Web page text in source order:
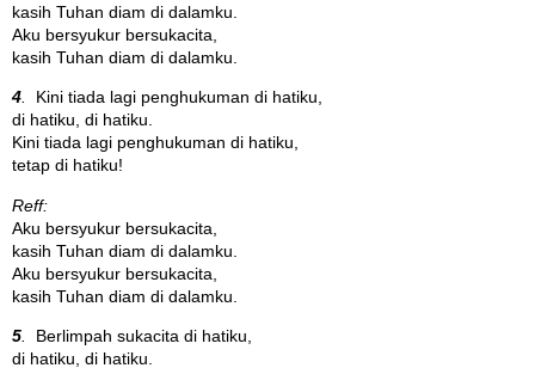
kasih Tuhan diam di dalamku.
Aku bersyukur bersukacita,
kasih Tuhan diam di dalamku.
4
Kini tiada lagi penghukuman di hatiku,
di hatiku, di hatiku.
Kini tiada lagi penghukuman di hatiku,
tetap di hatiku!
Reff:
Aku bersyukur bersukacita,
kasih Tuhan diam di dalamku.
Aku bersyukur bersukacita,
kasih Tuhan diam di dalamku.
5
Berlimpah sukacita di hatiku,
di hatiku, di hatiku.